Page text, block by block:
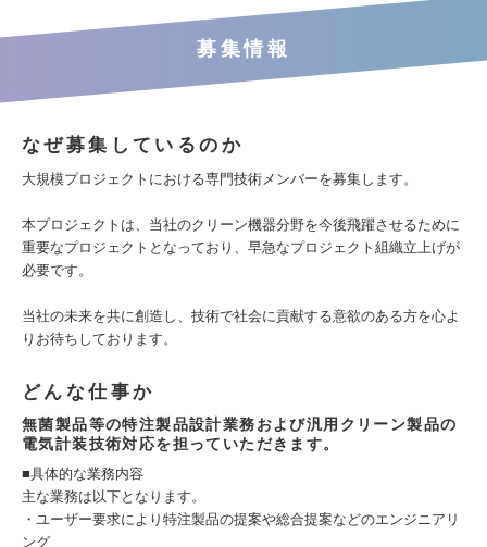
募集情報
なぜ募集しているのか
大規模プロジェクトにおける専門技術メンバーを募集します。
本プロジェクトは、当社のクリーン機器分野を今後飛躍させるために
重要なプロジェクトとなっており、早急なプロジェクト組織立上げが
必要です。
当社の未来を共に創造し、技術で社会に貢献する意欲のある方を心よ
りお待ちしております。
どんな仕事か
無菌製品等の特注製品設計業務および汎用クリーン製品の
電気計装技術対応を担っていただきます。
■具体的な業務内容
主な業務は以下となります。
・ユーザー要求により特注製品の提案や総合提案などのエンジニアリ
ング